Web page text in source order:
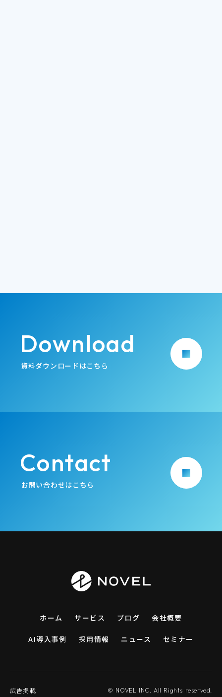
Download
資料ダウンロードはこちら
arrow_forward
Contact
お問い合わせはこちら
arrow_forward
ホーム サービス ブログ 会社概要
AI導入事例 採用情報 ニュース セミナー
広告掲載 © NOVEL INC. All Rights reserved.